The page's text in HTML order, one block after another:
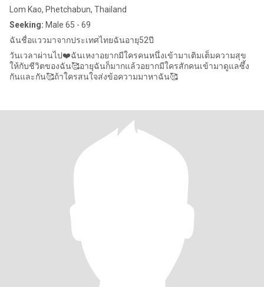
Lom Kao, Phetchabun, Thailand
Seeking: Male 65 - 69
ฉันชื่อแววมาจากประเทศไทยฉันอายุ52ปี
วันเวลาผ่านไป❤️ฉันเหงาอยากมีใครคนหนึ่งเข้ามาเติมเต็มความสุข
ให้กับชีวิตของฉัน🥰อายุฉันก็มากแล้วอยากมีใครสักคนเข้ามาดูแลซึ้ง
กันและกัน🥰ถ้าใครสนใจส่งข้อความมาหาฉัน🥰